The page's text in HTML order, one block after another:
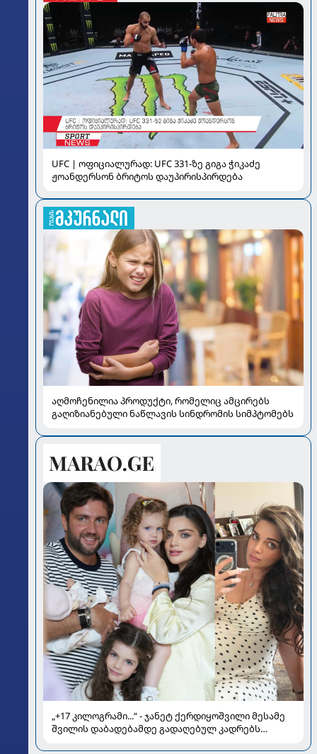
UFC | ოფიციალურად: UFC 331-ზე გიგა ჭიკაძე
ჟოანდერსონ ბრიტოს დაუპირისპირდება
აღმოჩენილია პროდუქტი, რომელიც ამცირებს
გაღიზიანებული ნაწლავის სინდრომის სიმპტომებს
„+17 კილოგრამი...“ - ჯანეტ ქერდიყოშვილი მესამე
შვილის დაბადებამდე გადაღებულ კადრებს